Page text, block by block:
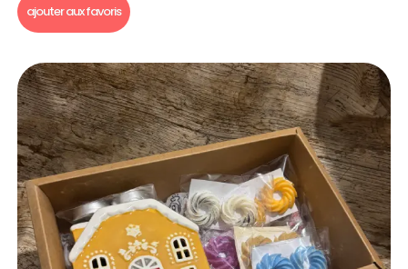
ajouter aux favoris